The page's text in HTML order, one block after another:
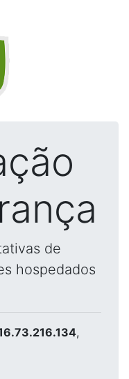
de
hospedados
,